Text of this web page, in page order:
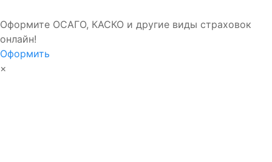
Оформите ОСАГО, КАСКО и другие виды страховок
онлайн!
Оформить
×